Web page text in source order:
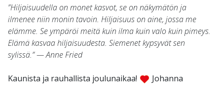
”Hiljaisuudella on monet kasvot, se on näkymätön ja
ilmenee niin monin tavoin. Hiljaisuus on aine, jossa me
elämme. Se ympäröi meitä kuin ilma kuin valo kuin pimeys.
Elämä kasvaa hiljaisuudesta. Siemenet kypsyvät sen
sylissä.” — Anne Fried
Kaunista ja rauhallista joulunaikaa! Johanna